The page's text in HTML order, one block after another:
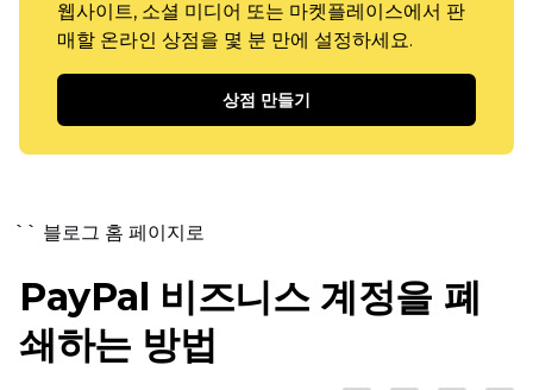
웹사이트, 소셜 미디어 또는 마켓플레이스에서 판
매할 온라인 상점을 몇 분 만에 설정하세요.
상점 만들기
`` 블로그 홈 페이지로
PayPal 비즈니스 계정을 폐
쇄하는 방법